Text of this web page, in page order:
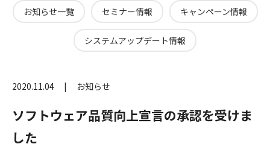
お知らせ一覧 セミナー情報 キャンペーン情報
システムアップデート情報
2020.11.04 お知らせ
ソフトウェア品質向上宣言の承認を受けま
した